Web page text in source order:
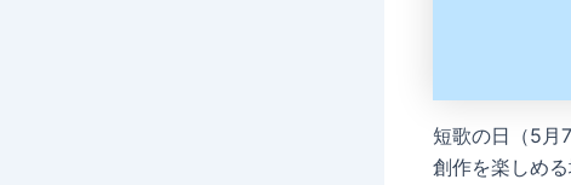
短歌の日（5月
創作を楽しめ